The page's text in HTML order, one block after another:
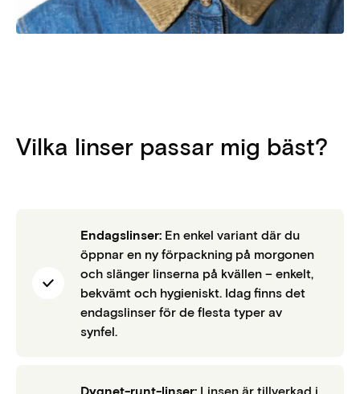
Vilka linser passar mig bäst?
Endagslinser: En enkel variant där du
öppnar en ny förpackning på morgonen
och slänger linserna på kvällen – enkelt,
bekvämt och hygieniskt. Idag finns det
endagslinser för de flesta typer av
synfel.
Dygnet-runt-linser: Linsen är tillverkad i